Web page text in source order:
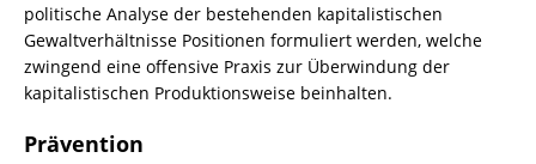
politische Analyse der bestehenden kapitalistischen
Gewaltverhältnisse Positionen formuliert werden, welche
zwingend eine offensive Praxis zur Überwindung der
kapitalistischen Produktionsweise beinhalten.
Prävention